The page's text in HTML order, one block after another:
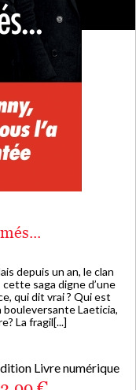
depuis un an, le clan
saga digne d’une
qui dit vrai ? Qui est
bouleversante Laeticia,
La fragil[...]
Livre numérique